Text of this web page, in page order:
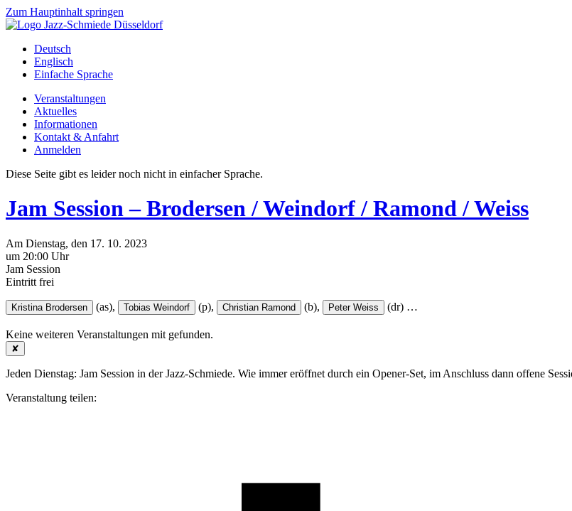
Zum Hauptinhalt springen
Deutsch
Englisch
Einfache Sprache
Veranstaltungen
Aktuelles
Informationen
Kontakt & Anfahrt
Anmelden
Diese Seite gibt es leider noch nicht in einfacher Sprache.
Jam Session – Brodersen / Weindorf / Ramond / Weiss
Am Dienstag, den 17. 10. 2023
um 20:00 Uhr
Jam Session
Eintritt frei
Kristina Brodersen (as), Tobias Weindorf (p), Christian Ramond (b), Peter Weiss (dr) …
Keine weiteren Veranstaltungen mit gefunden.
✘
Jeden Dienstag: Jam Session in der Jazz-Schmiede. Wie immer eröffnet durch ein Opener-Set, im Anschluss dann offene
Veranstaltung teilen: